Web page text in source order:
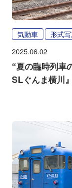
気動車 形式
2025.06.02
“夏の臨時列車
SLぐんま横川